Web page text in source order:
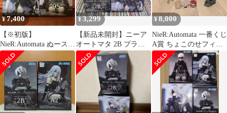
¥7,400
【※初版】
NieR:Automata ぬースト
2B ちょこのせフィギュ
ア 9S
¥3,299
【新品未開封】ニーア
オートマタ 2B プライ
ズ 2点セット
¥8,000
NieR:Automata 一番くじ
A賞 ちょこのせフィギ
ュア 2B9S A2